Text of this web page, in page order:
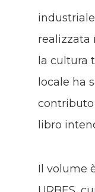
realizzata
la cultura
locale ha
contributo
libro
Il volume